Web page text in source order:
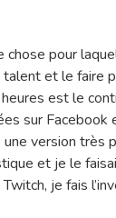
chose pour
talent et le faire
est le
sur Facebook
version très
et je le
je fais